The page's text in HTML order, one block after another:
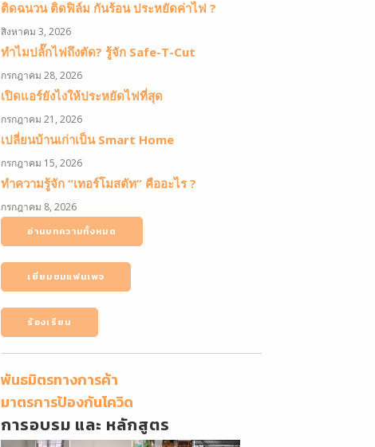
ติดฉนวน ติดฟิล์ม กันร้อน ประหยัดค่าไฟ ?
สิงหาคม 3, 2026
ทำไมปลั๊กไฟถึงตัด? รู้จัก Safe-T-Cut
กรกฎาคม 28, 2026
เปิดแอร์ยังไงให้ประหยัดไฟที่สุด
กรกฎาคม 21, 2026
เปลี่ยนบ้านเก่าเป็น Smart Home
กรกฎาคม 15, 2026
ทำความรู้จัก “เทอร์โมสตัท” คืออะไร ?
กรกฎาคม 8, 2026
อ่านบทความทั้งหมด
เยี่ยมชมแฟนเพจ
ร้องเรียน
พันธมิตรทางการค้า
มาตรการป้องกันโควิด
การอบรม และ หลักสูตร